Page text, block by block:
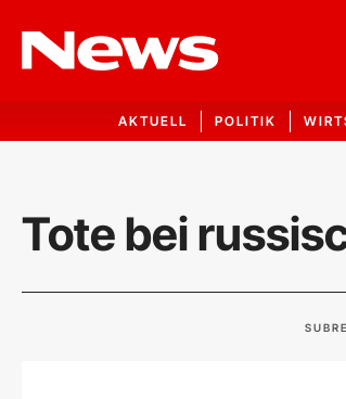
AKTUELL POLITIK
Tote bei